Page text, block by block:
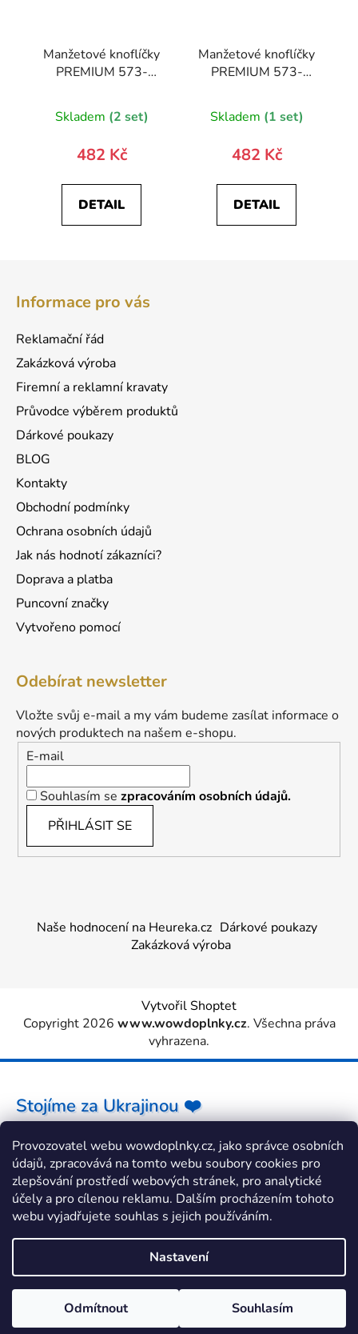
Provozovatel webu wowdoplnky.cz, jako správce osobních
údajů, zpracovává na tomto webu soubory cookies pro
zlepšování prostředí webových stránek, pro analytické
účely a pro cílenou reklamu. Dalším procházením tohoto
webu vyjadřujete souhlas s jejich používáním.
Nastavení
Odmítnout Souhlasím
Manžetové knoflíčky
PREMIUM 573-
Skladem (2 set)
482 Kč
DETAIL
Manžetové knoflíčky
PREMIUM 573-
Skladem (1 set)
482 Kč
DETAIL
Informace pro vás
Reklamační řád
Zakázková výroba
Firemní a reklamní kravaty
Průvodce výběrem produktů
Dárkové poukazy
BLOG
Kontakty
Obchodní podmínky
Ochrana osobních údajů
Jak nás hodnotí zákazníci?
Doprava a platba
Puncovní značky
Vytvořeno pomocí
Odebírat newsletter
Vložte svůj e-mail a my vám budeme zasílat informace o
nových produktech na našem e-shopu.
E-mail
Souhlasím se zpracováním osobních údajů.
PŘIHLÁSIT SE
Naše hodnocení na Heureka.cz Dárkové poukazy
Zakázková výroba
Vytvořil Shoptet
Copyright 2026 www.wowdoplnky.cz. Všechna práva
vyhrazena.
Stojíme za Ukrajinou ❤️
Jak a čím pomoci »